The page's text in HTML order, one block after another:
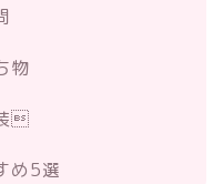
物

め5選